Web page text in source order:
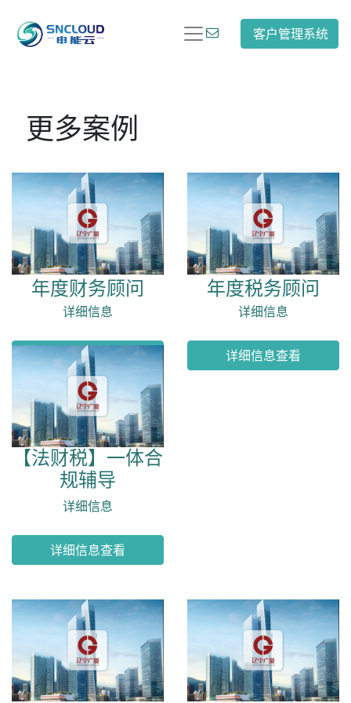
客户管理系统
更多案例
年度财务顾问
详细信息
详细信息查看
年度税务顾问
详细信息
详细信息查看
【法财税】一体合
规辅导
详细信息
详细信息查看